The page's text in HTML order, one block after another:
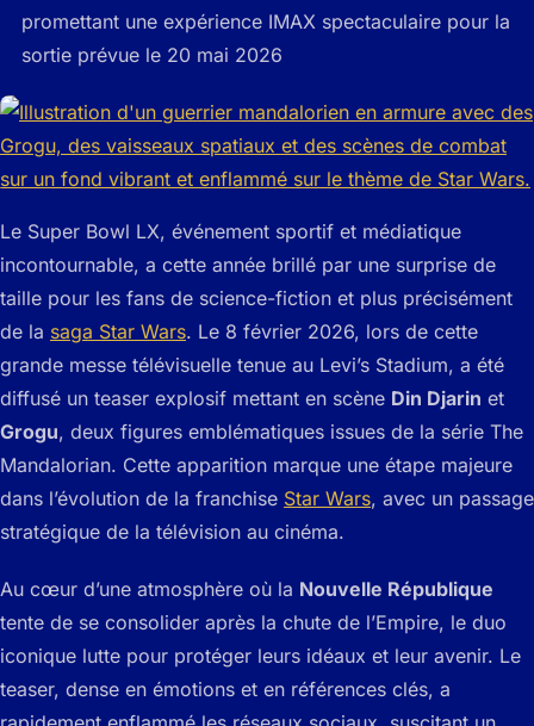
promettant une expérience IMAX spectaculaire pour la
sortie prévue le 20 mai 2026
Le Super Bowl LX, événement sportif et médiatique
incontournable, a cette année brillé par une surprise de
taille pour les fans de science-fiction et plus précisément
de la saga Star Wars. Le 8 février 2026, lors de cette
grande messe télévisuelle tenue au Levi’s Stadium, a été
diffusé un teaser explosif mettant en scène Din Djarin et
Grogu, deux figures emblématiques issues de la série The
Mandalorian. Cette apparition marque une étape majeure
dans l’évolution de la franchise Star Wars, avec un passage
stratégique de la télévision au cinéma.
Au cœur d’une atmosphère où la Nouvelle République
tente de se consolider après la chute de l’Empire, le duo
iconique lutte pour protéger leurs idéaux et leur avenir. Le
teaser, dense en émotions et en références clés, a